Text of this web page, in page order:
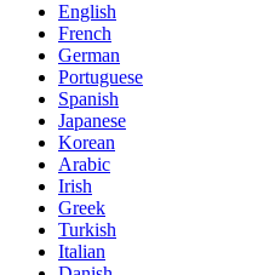
English
French
German
Portuguese
Spanish
Japanese
Korean
Arabic
Irish
Greek
Turkish
Italian